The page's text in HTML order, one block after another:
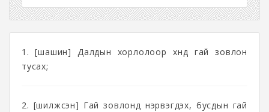
1. [шашин] Далдын хорлолоор хүнд гай зовлон
тусах;
2. [шилжсэн] Гай зовлонд нэрвэгдэх, бусдын гай